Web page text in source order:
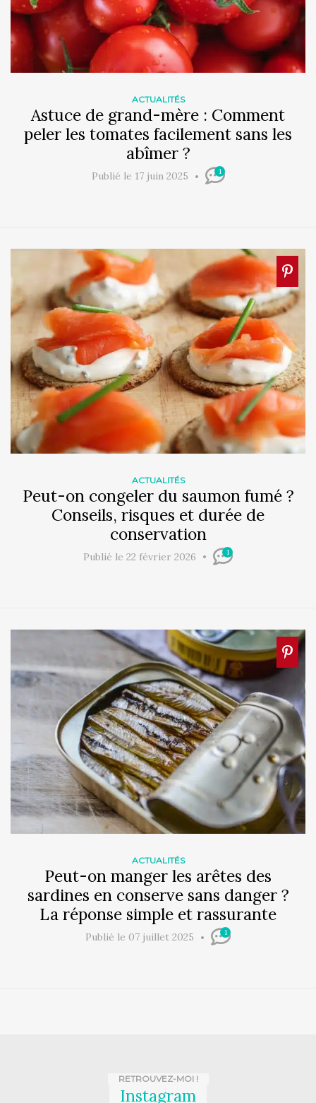
ACTUALITÉS
Astuce de grand-mère : Comment
peler les tomates facilement sans les
abîmer ?
Publié le 17 juin 2025 1
ACTUALITÉS
Peut-on congeler du saumon fumé ?
Conseils, risques et durée de
conservation
Publié le 22 février 2026 1
ACTUALITÉS
Peut-on manger les arêtes des
sardines en conserve sans danger ?
La réponse simple et rassurante
Publié le 07 juillet 2025 1
RETROUVEZ-MOI !
Instagram